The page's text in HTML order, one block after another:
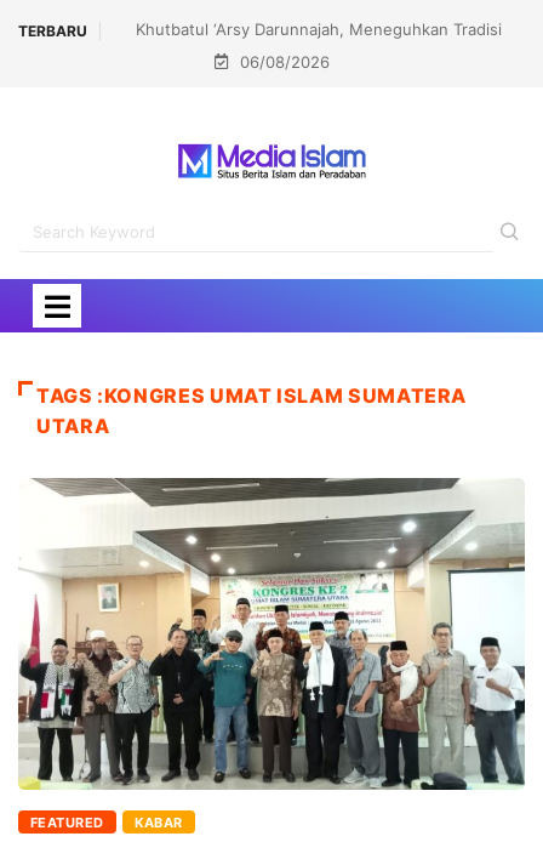
TERBARU
Tradisi
MUI DKI Jakarta Perkuat Budaya Tabayun Lewat
Workshop Cek Fakta
06/08/2026
TAGS :KONGRES UMAT ISLAM SUMATERA
UTARA
FEATURED KABAR